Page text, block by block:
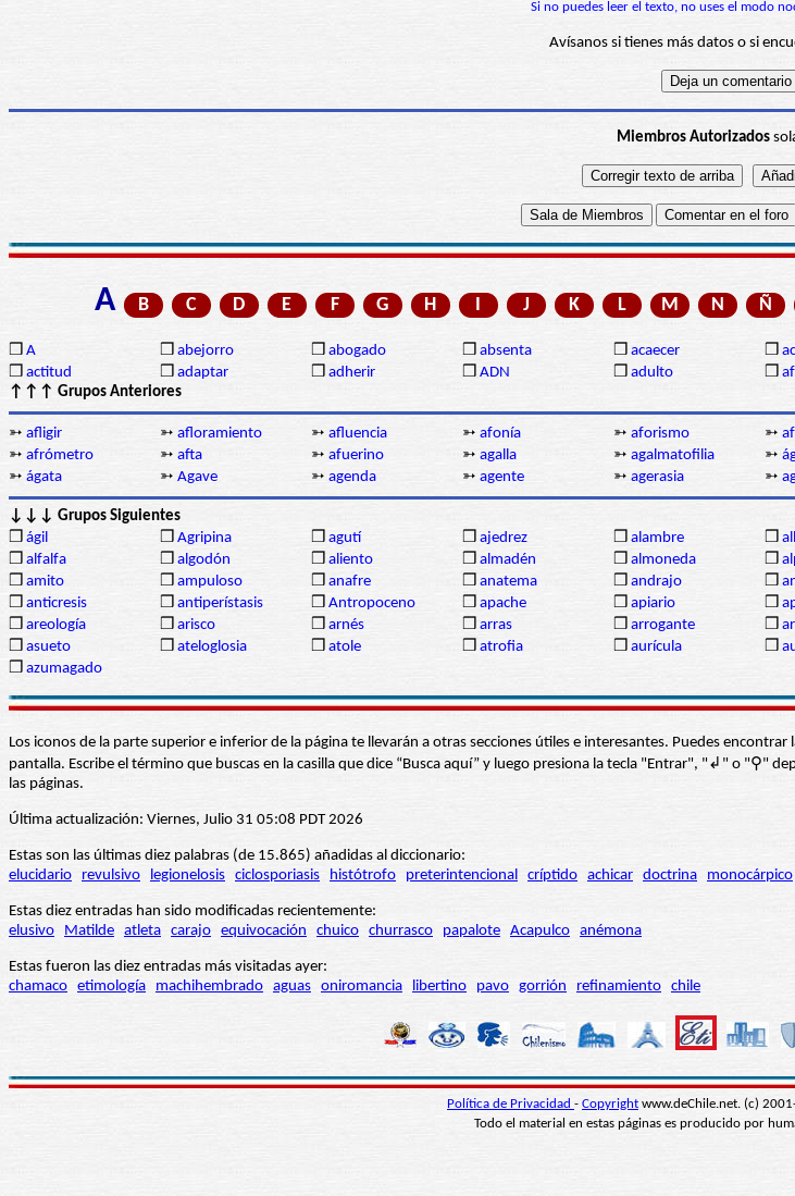
Si no puedes leer el texto, no uses el modo
Avísanos si tienes más datos o si
Miembros Autorizados
A B C D E F G H I J K L M N Ñ
❒ A ❒ abejorro ❒ abogado ❒ absenta ❒ acaecer ❒
❒ actitud ❒ adaptar ❒ adherir ❒ ADN ❒ adulto ❒
↑↑↑ Grupos Anteriores
➳ afligir ➳ afloramiento ➳ afluencia ➳ afonía ➳ aforismo ➳
➳ afrómetro ➳ afta ➳ afuerino ➳ agalla ➳ agalmatofilia ➳
➳ ágata ➳ Agave ➳ agenda ➳ agente ➳ agerasia ➳
↓↓↓ Grupos Siguientes
❒ ágil ❒ Agripina ❒ agutí ❒ ajedrez ❒ alambre ❒
❒ alfalfa ❒ algodón ❒ aliento ❒ almadén ❒ almoneda ❒
❒ amito ❒ ampuloso ❒ anafre ❒ anatema ❒ andrajo ❒
❒ anticresis ❒ antiperístasis ❒ Antropoceno ❒ apache ❒ apiario ❒
❒ areología ❒ arisco ❒ arnés ❒ arras ❒ arrogante ❒
❒ asueto ❒ ateloglosia ❒ atole ❒ atrofia ❒ aurícula ❒
❒ azumagado
Los iconos de la parte superior e inferior de la página te llevarán a otras secciones útiles e interesantes. Puedes
pantalla. Escribe el término que buscas en la casilla que dice “Busca aquí” y luego presiona la tecla "Entrar", "↲" o "⚲"
las páginas.
Última actualización: Viernes, Julio 31 05:08 PDT 2026
Estas son las últimas diez palabras (de 15.865) añadidas al diccionario:
elucidario
revulsivo legionelosis ciclosporiasis histótrofo preterintencional críptido achicar doctrina monocárpico
Estas diez entradas han sido modificadas recientemente:
elusivo
Matilde atleta carajo equivocación chuico churrasco papalote Acapulco anémona
Estas fueron las diez entradas más visitadas ayer:
chamaco etimología machihembrado aguas oniromancia libertino pavo gorrión refinamiento chile
Política de Privacidad - Copyright www.deChile.net. (c)
Todo el material en estas páginas es producido por